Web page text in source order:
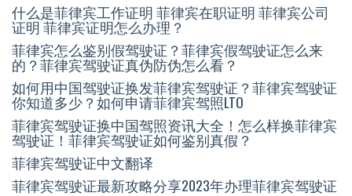
什么是菲律宾工作证明 菲律宾在职证明 菲律宾公司
证明 菲律宾证明怎么办理？
菲律宾怎么鉴别假驾驶证？菲律宾假驾驶证怎么来
的？菲律宾驾驶证真伪防伪怎么看？
如何用中国驾驶证换发菲律宾驾驶证？菲律宾驾驶证
你知道多少？如何申请菲律宾驾照LTO
菲律宾驾驶证换中国驾照资讯大全！怎么样换菲律宾
驾驶证！菲律宾驾驶证如何鉴别真假？
菲律宾驾驶证中文翻译
菲律宾驾驶证最新攻略分享2023年办理菲律宾驾驶证